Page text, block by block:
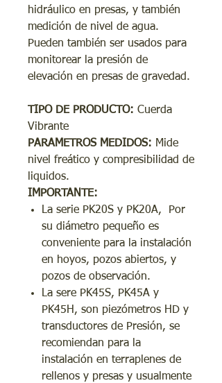
hidráulico en presas, y también
medición de nivel de agua.
Pueden también ser usados para
monitorear la presión de
elevación en presas de gravedad.
TIPO DE PRODUCTO: Cuerda
Vibrante
PARAMETROS MEDIDOS: Mide
nivel freático y compresibilidad de
liquidos.
IMPORTANTE:
La serie PK20S y PK20A, Por
su diámetro pequeño es
conveniente para la instalación
en hoyos, pozos abiertos, y
pozos de observación.
La sere PK45S, PK45A y
PK45H, son piezómetros HD y
transductores de Presión, se
recomiendan para la
instalación en terraplenes de
rellenos y presas y usualmente